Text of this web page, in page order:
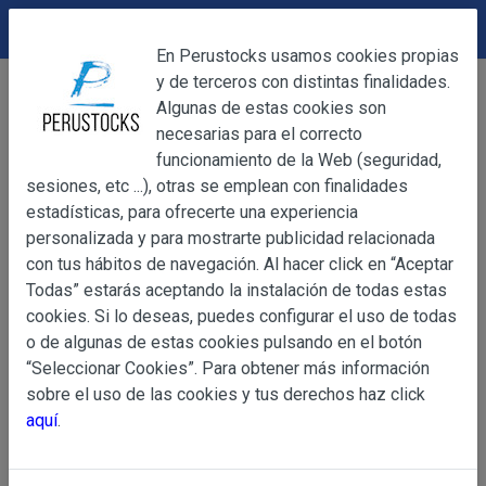
Bebidas
Licores
Ron Viejo de Caldas 700ml
OBJETO
Información
Básica
sobre
de Datos
OBJETO
Las presentes Condiciones Generales regulan la
web www.perustocks.es, del que es titular ALBERT
YACARINE (en adelante, PERUSTOCKS).
La adquisición de cualesquiera de los productos
DEVOLUCIONES
En Perustocks usamos cookies propias
y de terceros con distintas finalidades.
Algunas de estas cookies son
necesarias para el correcto
funcionamiento de la Web (seguridad,
sesiones, etc ...), otras se emplean con finalidades
estadísticas, para ofrecerte una experiencia
personalizada y para mostrarte publicidad relacionada
con tus hábitos de navegación. Al hacer click en “Aceptar
Todas” estarás aceptando la instalación de todas estas
cookies. Si lo deseas, puedes configurar el uso de todas
o de algunas de estas cookies pulsando en el botón
“Seleccionar Cookies”. Para obtener más información
sobre el uso de las cookies y tus derechos haz click
aquí.